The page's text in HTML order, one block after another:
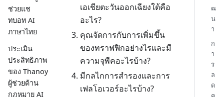
ช่วยแช
ทบอท AI
ภาษาไทย
ประเมิน
ประสิทธิภาพ
ของ Thanoy
ผู้ช่วยด้าน
กฎหมาย AI
เอเชียตะวันออกเฉียงใต้คือ
อะไร?
คุณจัดการกับการเพิ่มขึ้น
ของทราฟฟิกอย่างไรและมี
ความจุพีคอะไรบ้าง?
มีกลไกการสำรองและการ
เฟลโอเวอร์อะไรบ้าง?
ฒ
น
า
ก
า
ร
ล
ด